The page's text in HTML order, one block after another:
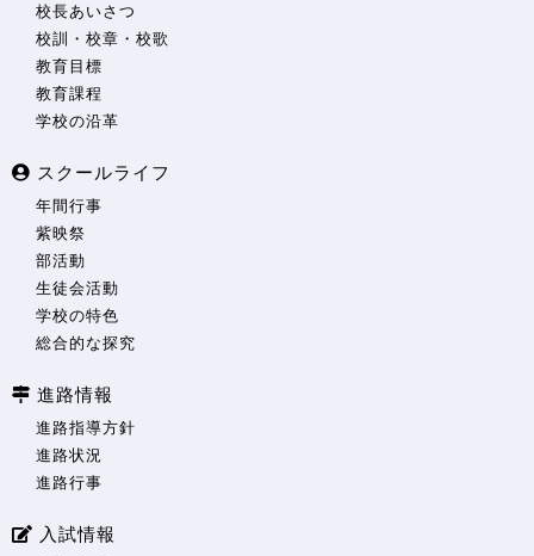
校長あいさつ
校訓・校章・校歌
教育目標
教育課程
学校の沿革
スクールライフ
年間行事
紫映祭
部活動
生徒会活動
学校の特色
総合的な探究
進路情報
進路指導方針
進路状況
進路行事
入試情報